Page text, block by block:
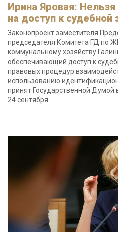
Ирина Яровая: Нельзя
на доступ к судебной
Законопроект заместителя
председателя Комитета ГД по
коммунальному хозяйству
обеспечивающий доступ к
правовых процедур
использованию
принят Государственной Думой
24 сентября